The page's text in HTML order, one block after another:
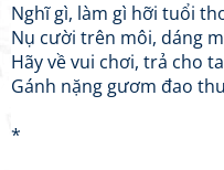
​Nghĩ gì, làm gì hỡi tuổi
Nụ cười trên môi, dáng
Hãy về vui chơi, trả cho
Gánh nặng gươm đao
​*